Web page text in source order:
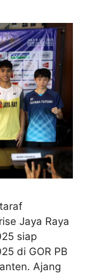
Jaya Raya
siap
di GOR PB
Ajang